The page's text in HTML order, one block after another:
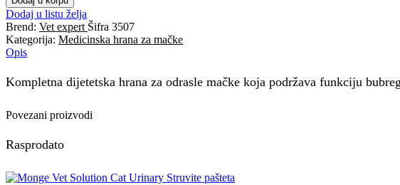
diet
renal
cat
400gr
količina
Dodaj u listu želja
Brend: Vet expert Šifra 3507
Kategorija: Medicinska hrana za mačke
Opis
Kompletna dijetetska hrana za odrasle mačke koja podržava funkciju
Povezani proizvodi
Rasprodato